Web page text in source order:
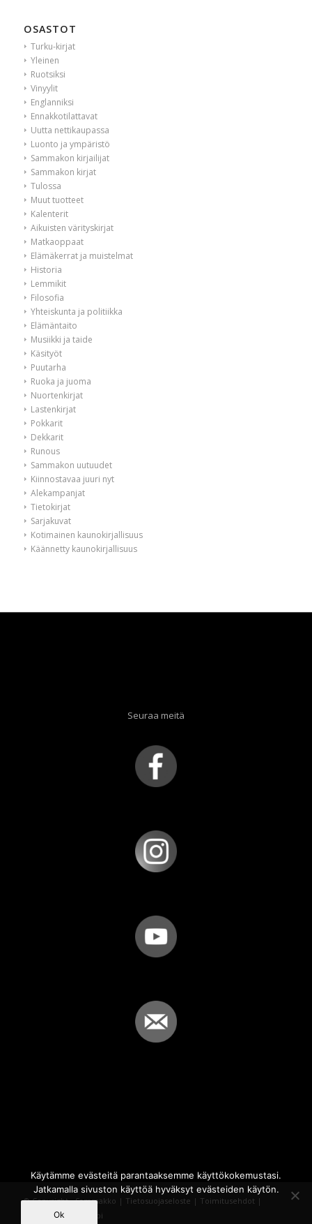
OSASTOT
Turku-kirjat
Yleinen
Ruotsiksi
Vinyylit
Englanniksi
Ennakkotilattavat
Uutta nettikaupassa
Luonto ja ympäristö
Sammakon kirjailijat
Sammakon kirjat
Tulossa
Muut tuotteet
Kalenterit
Aikuisten värityskirjat
Matkaoppaat
Elämäkerrat ja muistelmat
Historia
Lemmikit
Filosofia
Yhteiskunta ja politiikka
Elämäntaito
Musiikki ja taide
Käsityöt
Puutarha
Ruoka ja juoma
Nuortenkirjat
Lastenkirjat
Pokkarit
Dekkarit
Runous
Sammakon uutuudet
Kiinnostavaa juuri nyt
Alekampanjat
Tietokirjat
Sarjakuvat
Kotimainen kaunokirjallisuus
Käännetty kaunokirjallisuus
Seuraa meitä
© Copyright - Sammakko | Tietosuojaseloste | Toimitusehdot |
Powered by
iQWebbi
Käytämme evästeitä parantaaksemme käyttökokemustasi.
Jatkamalla sivuston käyttöä hyväksyt evästeiden käytön.
Ok